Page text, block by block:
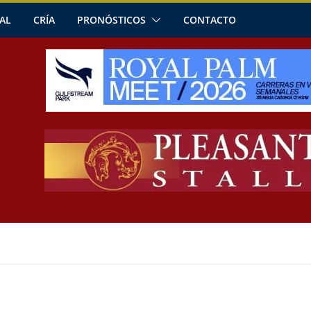
CRÍA PRONÓSTICOS CONTACTO